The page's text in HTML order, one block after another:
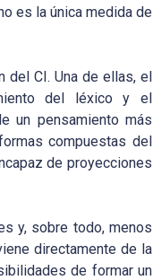
es la única medida de
del CI. Una de ellas, el
del léxico y el
un pensamiento más
compuestas del
de proyecciones
y, sobre todo, menos
directamente de la
de formar un